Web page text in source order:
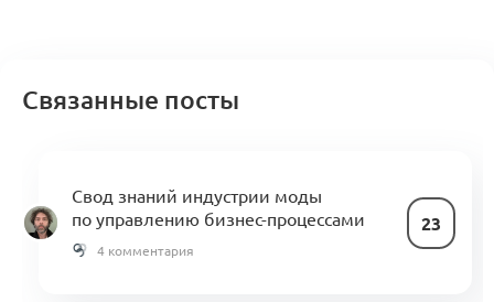
Связанные посты
Свод знаний индустрии моды
по управлению бизнес-процессами
23
4 комментария